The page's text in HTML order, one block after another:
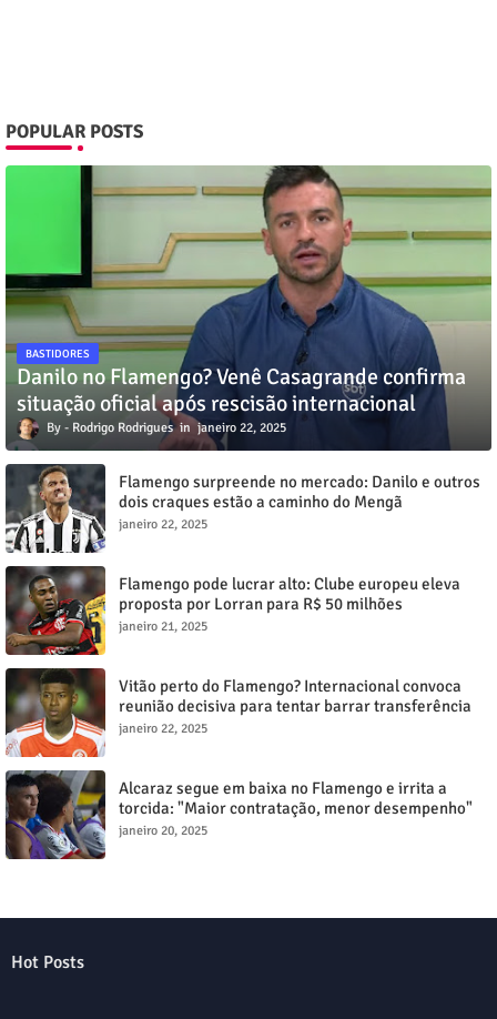
POPULAR POSTS
BASTIDORES
Danilo no Flamengo? Venê Casagrande confirma
situação oficial após rescisão internacional
Rodrigo Rodrigues janeiro 22, 2025
Flamengo surpreende no mercado: Danilo e outros
dois craques estão a caminho do Mengã
janeiro 22, 2025
Flamengo pode lucrar alto: Clube europeu eleva
proposta por Lorran para R$ 50 milhões
janeiro 21, 2025
Vitão perto do Flamengo? Internacional convoca
reunião decisiva para tentar barrar transferência
milionária
janeiro 22, 2025
Alcaraz segue em baixa no Flamengo e irrita a
torcida: "Maior contratação, menor desempenho"
janeiro 20, 2025
Hot Posts